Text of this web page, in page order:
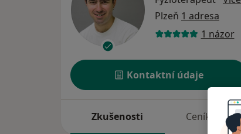
Plzeň 1 adresa
1 názor
Kontaktní údaje
Zkušenosti Ceník